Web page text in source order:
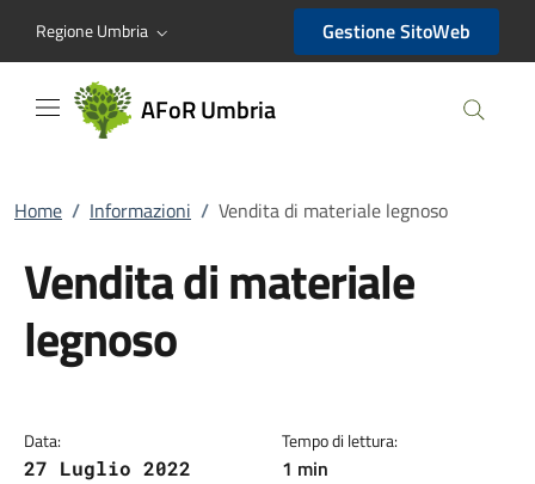
AFoR Umbria
Regione Umbria Gestione SitoWeb
AFoR Umbria
Home / Informazioni / Vendita di materiale legnoso
Vendita di materiale
legnoso
Data:
27 Luglio 2022
Tempo di lettura:
1 min